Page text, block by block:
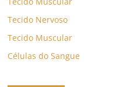
Tecido Nervoso
Tecido Muscular
Células do Sangue